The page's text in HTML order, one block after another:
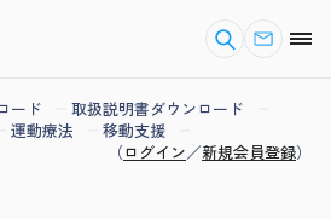
ード
取扱説明書ダウンロード
運動療法
移動支援
（ログイン／新規会員登録）